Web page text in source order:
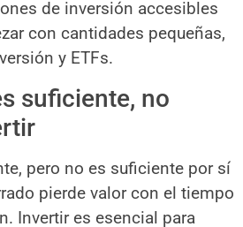
de inversión accesibles
con cantidades pequeñas,
y ETFs.
suficiente, no
pero no es suficiente por sí
pierde valor con el tiempo
Invertir es esencial para